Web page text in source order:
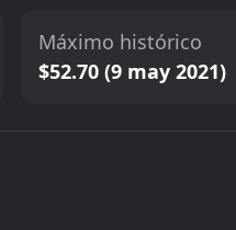
Máximo histórico
$52.70 (9 may 2021)